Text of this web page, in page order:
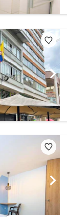
favorite_border
chevron_right
favorite_border
chevron_right